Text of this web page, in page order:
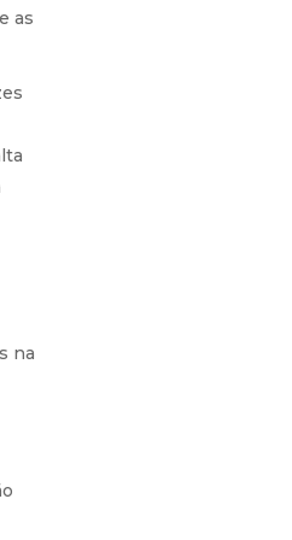
as
na